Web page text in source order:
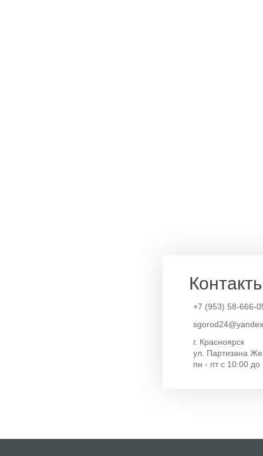
+7 (953) 58-666-
г. Красноярск
ул. Партизана
пн - пт с 10:00 до